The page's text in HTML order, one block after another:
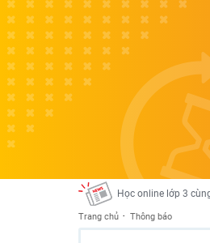
Học online trực
Học online lớp 5
Học online lớp 7
Học online lớp 6
Học online lớp 8
2K13! Bứt Phá Lớp
Học online lớp 4
Học online lớp 3
Học online lớp 2 với
Trang chủ Thông báo